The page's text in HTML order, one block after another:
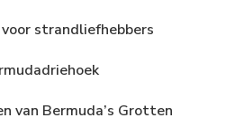
strandliefhebbers
van Bermuda’s Grotten